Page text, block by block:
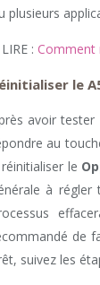
plusieurs
: Comment
le
avoir
au
le
à
de
suivez les